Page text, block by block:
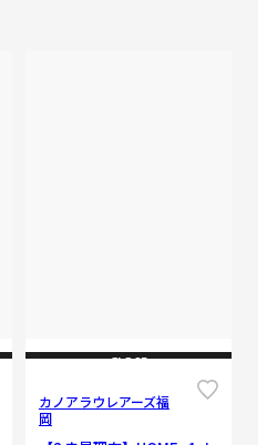
CLOSE
カノアラウレアーズ福
岡